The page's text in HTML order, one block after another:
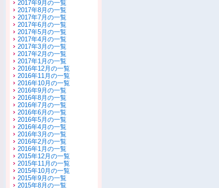
2017年9月の一覧
2017年8月の一覧
2017年7月の一覧
2017年6月の一覧
2017年5月の一覧
2017年4月の一覧
2017年3月の一覧
2017年2月の一覧
2017年1月の一覧
2016年12月の一覧
2016年11月の一覧
2016年10月の一覧
2016年9月の一覧
2016年8月の一覧
2016年7月の一覧
2016年6月の一覧
2016年5月の一覧
2016年4月の一覧
2016年3月の一覧
2016年2月の一覧
2016年1月の一覧
2015年12月の一覧
2015年11月の一覧
2015年10月の一覧
2015年9月の一覧
2015年8月の一覧